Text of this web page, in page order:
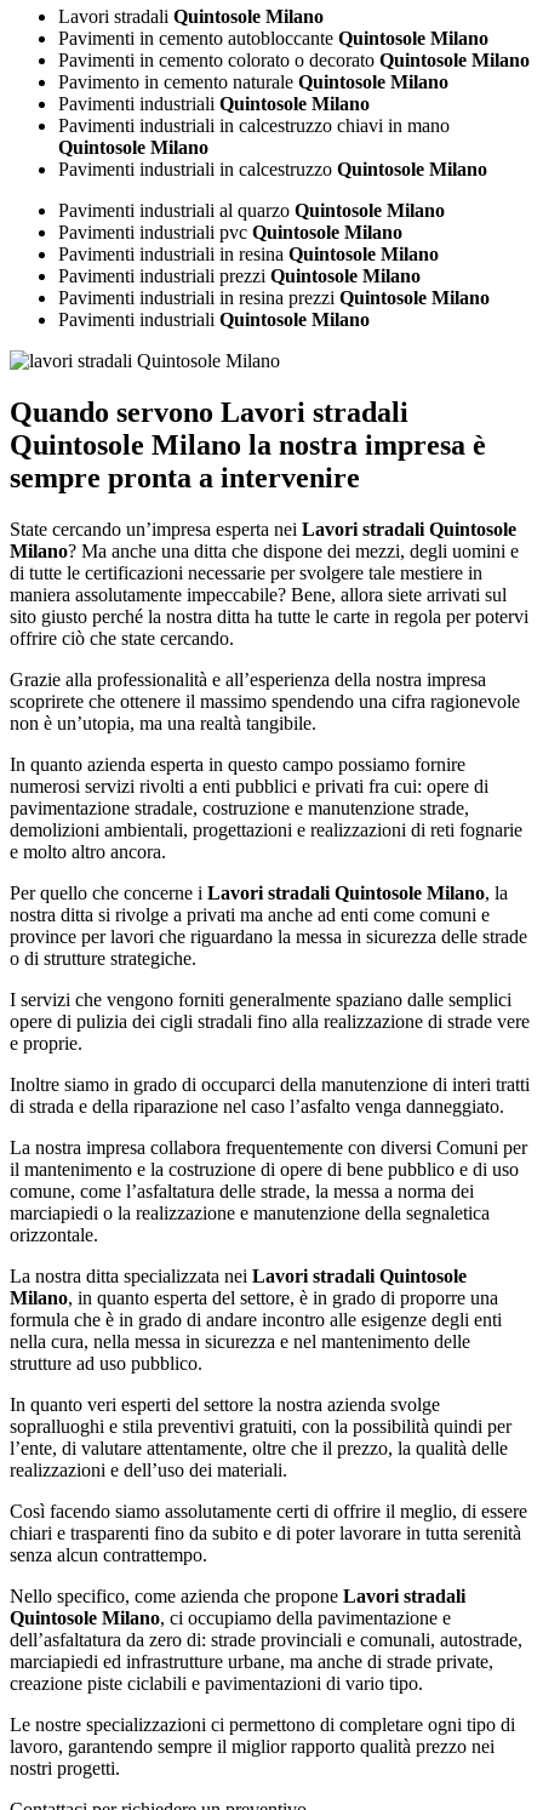
Lavori stradali Quintosole Milano
Pavimenti in cemento autobloccante Quintosole Milano
Pavimenti in cemento colorato o decorato Quintosole Milano
Pavimento in cemento naturale Quintosole Milano
Pavimenti industriali Quintosole Milano
Pavimenti industriali in calcestruzzo chiavi in mano
Quintosole Milano
Pavimenti industriali in calcestruzzo Quintosole Milano
Pavimenti industriali al quarzo Quintosole Milano
Pavimenti industriali pvc Quintosole Milano
Pavimenti industriali in resina Quintosole Milano
Pavimenti industriali prezzi Quintosole Milano
Pavimenti industriali in resina prezzi Quintosole Milano
Pavimenti industriali Quintosole Milano
Quando servono Lavori stradali
Quintosole Milano la nostra impresa è
sempre pronta a intervenire
State cercando un’impresa esperta nei Lavori stradali Quintosole
Milano? Ma anche una ditta che dispone dei mezzi, degli uomini e
di tutte le certificazioni necessarie per svolgere tale mestiere in
maniera assolutamente impeccabile? Bene, allora siete arrivati sul
sito giusto perché la nostra ditta ha tutte le carte in regola per potervi
offrire ciò che state cercando.
Grazie alla professionalità e all’esperienza della nostra impresa
scoprirete che ottenere il massimo spendendo una cifra ragionevole
non è un’utopia, ma una realtà tangibile.
In quanto azienda esperta in questo campo possiamo fornire
numerosi servizi rivolti a enti pubblici e privati fra cui: opere di
pavimentazione stradale, costruzione e manutenzione strade,
demolizioni ambientali, progettazioni e realizzazioni di reti fognarie
e molto altro ancora.
Per quello che concerne i Lavori stradali Quintosole Milano, la
nostra ditta si rivolge a privati ma anche ad enti come comuni e
province per lavori che riguardano la messa in sicurezza delle strade
o di strutture strategiche.
I servizi che vengono forniti generalmente spaziano dalle semplici
opere di pulizia dei cigli stradali fino alla realizzazione di strade vere
e proprie.
Inoltre siamo in grado di occuparci della manutenzione di interi tratti
di strada e della riparazione nel caso l’asfalto venga danneggiato.
La nostra impresa collabora frequentemente con diversi Comuni per
il mantenimento e la costruzione di opere di bene pubblico e di uso
comune, come l’asfaltatura delle strade, la messa a norma dei
marciapiedi o la realizzazione e manutenzione della segnaletica
orizzontale.
La nostra ditta specializzata nei Lavori stradali Quintosole
Milano, in quanto esperta del settore, è in grado di proporre una
formula che è in grado di andare incontro alle esigenze degli enti
nella cura, nella messa in sicurezza e nel mantenimento delle
strutture ad uso pubblico.
In quanto veri esperti del settore la nostra azienda svolge
sopralluoghi e stila preventivi gratuiti, con la possibilità quindi per
l’ente, di valutare attentamente, oltre che il prezzo, la qualità delle
realizzazioni e dell’uso dei materiali.
Così facendo siamo assolutamente certi di offrire il meglio, di essere
chiari e trasparenti fino da subito e di poter lavorare in tutta serenità
senza alcun contrattempo.
Nello specifico, come azienda che propone Lavori stradali
Quintosole Milano, ci occupiamo della pavimentazione e
dell’asfaltatura da zero di: strade provinciali e comunali, autostrade,
marciapiedi ed infrastrutture urbane, ma anche di strade private,
creazione piste ciclabili e pavimentazioni di vario tipo.
Le nostre specializzazioni ci permettono di completare ogni tipo di
lavoro, garantendo sempre il miglior rapporto qualità prezzo nei
nostri progetti.